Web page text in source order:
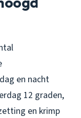
en nacht
12 graden,
en krimp